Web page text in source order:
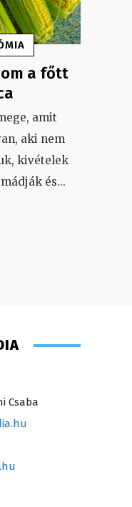
a főtt
amit
aki nem
kivételek
és...
Csaba